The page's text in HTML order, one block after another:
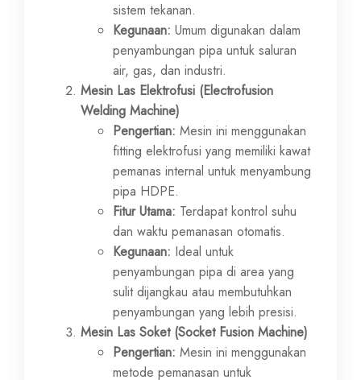
sistem tekanan.
Kegunaan: Umum digunakan dalam
penyambungan pipa untuk saluran
air, gas, dan industri.
Mesin Las Elektrofusi (Electrofusion
Welding Machine)
Pengertian: Mesin ini menggunakan
fitting elektrofusi yang memiliki kawat
pemanas internal untuk menyambung
pipa HDPE.
Fitur Utama: Terdapat kontrol suhu
dan waktu pemanasan otomatis.
Kegunaan: Ideal untuk
penyambungan pipa di area yang
sulit dijangkau atau membutuhkan
penyambungan yang lebih presisi.
Mesin Las Soket (Socket Fusion Machine)
Pengertian: Mesin ini menggunakan
metode pemanasan untuk